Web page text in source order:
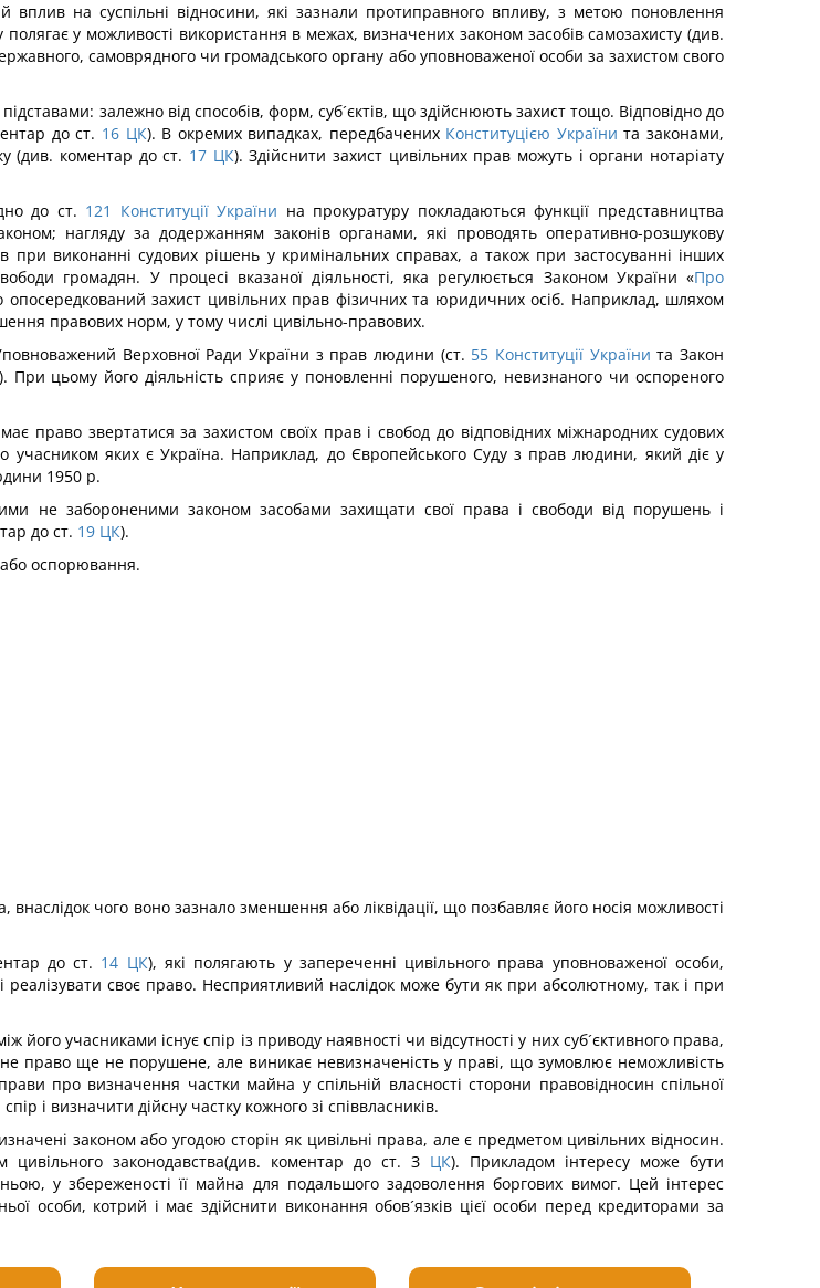
на суспільні відносини, які зазнали протиправного впливу, з метою поновлення
у можливості використання в межах, визначених законом засобів самозахисту (див.
самоврядного чи громадського органу або уповноваженої особи за захистом свого
залежно від способів, форм, суб´єктів, що здійснюють захист тощо. Відповідно до
до ст. 16 ЦК). В окремих випадках, передбачених Конституцією України та законами,
(див. коментар до ст. 17 ЦК). Здійснити захист цивільних прав можуть і органи нотаріату
до ст. 121 Конституції України на прокуратуру покладаються функції представництва
нагляду за додержанням законів органами, які проводять оперативно-розшукову
при виконанні судових рішень у кримінальних справах, а також при застосуванні інших
громадян. У процесі вказаної діяльності, яка регулюється Законом України «Про
захист цивільних прав фізичних та юридичних осіб. Наприклад, шляхом
правових норм, у тому числі цивільно-правових.
Верховної Ради України з прав людини (ст. 55 Конституції України та Закон
При цьому його діяльність сприяє у поновленні порушеного, невизнаного чи оспореного
право звертатися за захистом своїх прав і свобод до відповідних міжнародних судових
учасником яких є Україна. Наприклад, до Європейського Суду з прав людини, який діє у
1950 р.
не забороненими законом засобами захищати свої права і свободи від порушень і
до ст. 19 ЦК).
оспорювання.
чого воно зазнало зменшення або ліквідації, що позбавляє його носія можливості
до ст. 14 ЦК), які полягають у запереченні цивільного права уповноваженої особи,
реалізувати своє право. Несприятливий наслідок може бути як при абсолютному, так і при
учасниками існує спір із приводу наявності чи відсутності у них суб´єктивного права,
право ще не порушене, але виникає невизначеність у праві, що зумовлює неможливість
про визначення частки майна у спільній власності сторони правовідносин спільної
і визначити дійсну частку кожного зі співвласників.
законом або угодою сторін як цивільні права, але є предметом цивільних відносин.
цивільного законодавства(див. коментар до ст. З ЦК). Прикладом інтересу може бути
у збереженості її майна для подальшого задоволення боргових вимог. Цей інтерес
особи, котрий і має здійснити виконання обов´язків цієї особи перед кредиторами за